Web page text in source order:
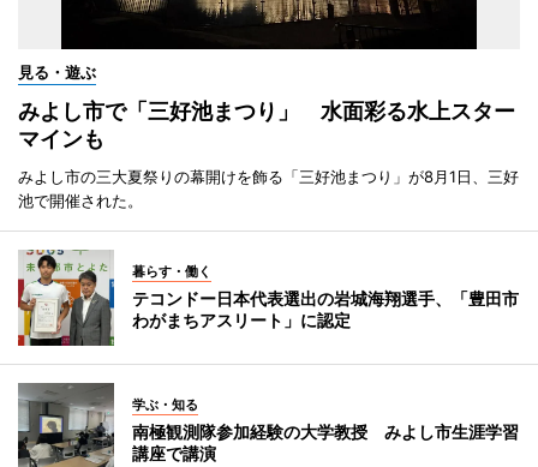
見る・遊ぶ
みよし市で「三好池まつり」 水面彩る水上スター
マインも
みよし市の三大夏祭りの幕開けを飾る「三好池まつり」が8月1日、三好
池で開催された。
暮らす・働く
テコンドー日本代表選出の岩城海翔選手、「豊田市
わがまちアスリート」に認定
学ぶ・知る
南極観測隊参加経験の大学教授 みよし市生涯学習
講座で講演